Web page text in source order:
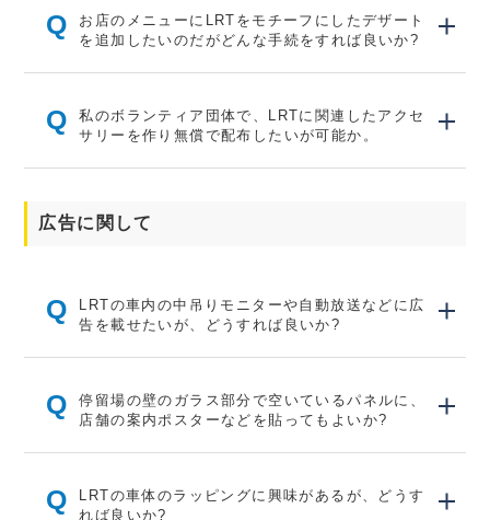
Q
お店のメニューにLRTをモチーフにしたデザート
を追加したいのだがどんな手続をすれば良いか?
Q
私のボランティア団体で、LRTに関連したアクセ
サリーを作り無償で配布したいが可能か。
広告に関して
Q
LRTの車内の中吊りモニターや自動放送などに広
告を載せたいが、どうすれば良いか?
Q
停留場の壁のガラス部分で空いているパネルに、
店舗の案内ポスターなどを貼ってもよいか?
Q
LRTの車体のラッピングに興味があるが、どうす
れば良いか?